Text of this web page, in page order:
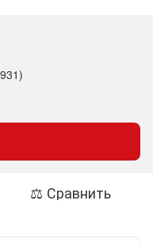
⚖ Сравнить